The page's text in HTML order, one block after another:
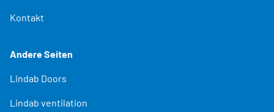
Kontakt
Andere Seiten
Lindab Doors
Lindab ventilation